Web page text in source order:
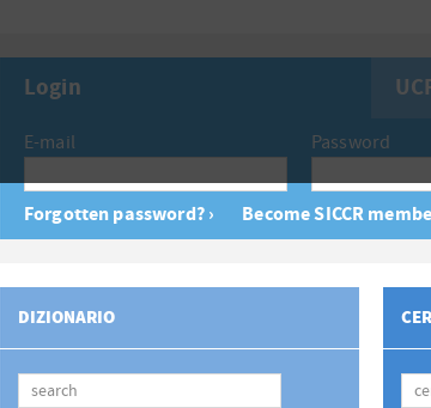
Login
E-mail Password
Forgotten password? › Become SICCR
DIZIONARIO